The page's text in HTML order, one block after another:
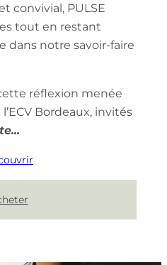
convivial, PULSE
tout en restant
dans notre savoir-faire
réflexion menée
Bordeaux, invités